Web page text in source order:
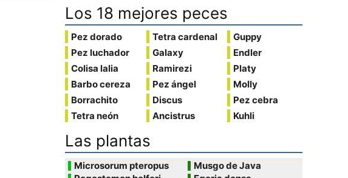
Los 18 mejores peces
Pez dorado
Pez luchador
Colisa lalia
Barbo cereza
Borrachito
Tetra neón
Tetra cardenal
Galaxy
Ramirezi
Pez ángel
Discus
Ancistrus
Guppy
Endler
Platy
Molly
Pez cebra
Kuhli
Las plantas
Microsorum pteropus
Musgo de Java